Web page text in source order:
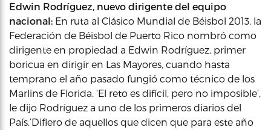
Edwin Rodríguez, nuevo dirigente del equipo
nacional: En ruta al Clásico Mundial de Béisbol 2013, la
Federación de Béisbol de Puerto Rico nombró como
dirigente en propiedad a Edwin Rodríguez, primer
boricua en dirigir en Las Mayores, cuando hasta
temprano el año pasado fungió como técnico de los
Marlins de Florida. ‘El reto es difícil, pero no imposible’,
le dijo Rodríguez a uno de los primeros diarios del
País.’Difiero de aquellos que dicen que para este año